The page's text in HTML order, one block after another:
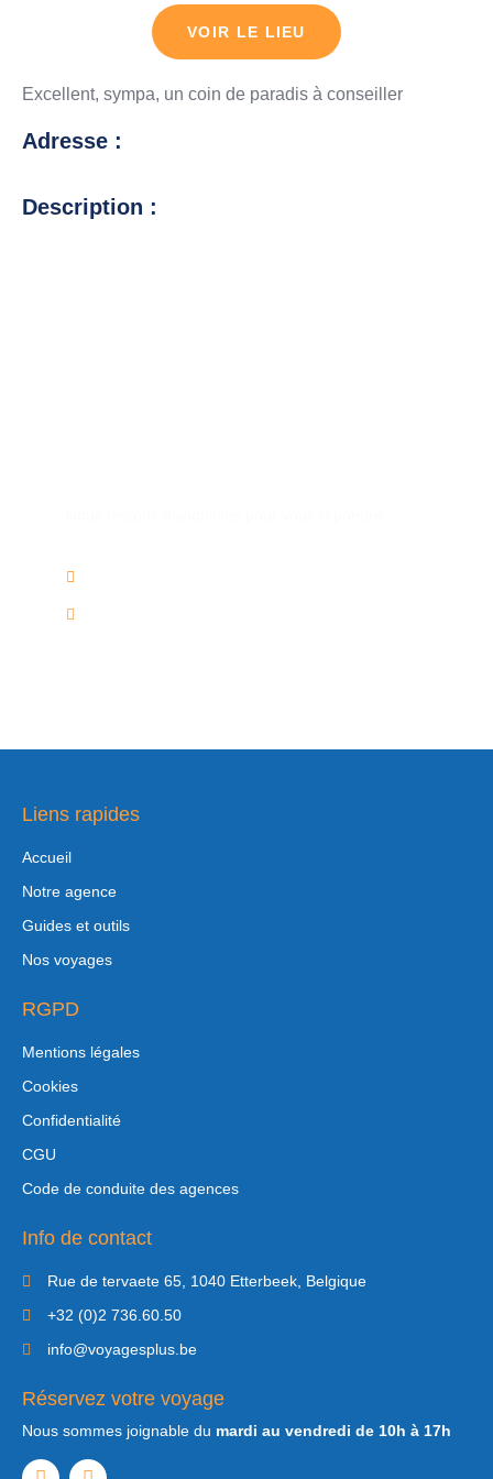
VOIR LE LIEU
Excellent, sympa, un coin de paradis à conseiller
Adresse :
Description :
Liens rapides
Accueil
Notre agence
Guides et outils
Nos voyages
RGPD
Mentions légales
Cookies
Confidentialité
CGU
Code de conduite des agences
Info de contact
Rue de tervaete 65, 1040 Etterbeek, Belgique
+32 (0)2 736.60.50
info@voyagesplus.be
Réservez votre voyage
Nous sommes joignable du mardi au vendredi de 10h à 17h